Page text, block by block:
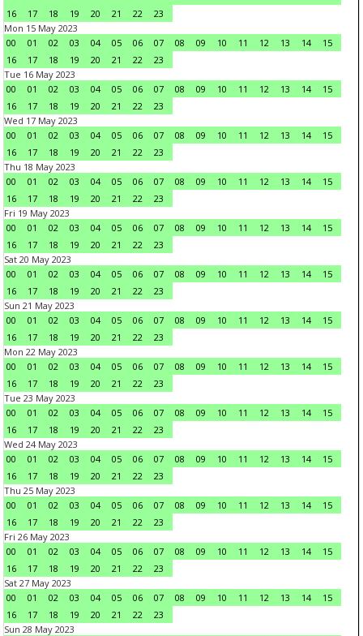
16
17 18 19 20 21 22
23
Mon 15 May 2023
00
01 02 03 04 05 06 07 08 09 10 11 12 13 14
15
16
17 18 19 20 21 22
23
Tue 16 May 2023
00
01 02 03 04 05 06 07 08 09 10 11 12 13 14
15
16
17 18 19 20 21 22
23
Wed 17 May 2023
00
01 02 03 04 05 06 07 08 09 10 11 12 13 14
15
16
17 18 19 20 21 22
23
Thu 18 May 2023
00
01 02 03 04 05 06 07 08 09 10 11 12 13 14
15
16
17 18 19 20 21 22
23
Fri 19 May 2023
00
01 02 03 04 05 06 07 08 09 10 11 12 13 14
15
16
17 18 19 20 21 22
23
Sat 20 May 2023
00
01 02 03 04 05 06 07 08 09 10 11 12 13 14
15
16
17 18 19 20 21 22
23
Sun 21 May 2023
00
01 02 03 04 05 06 07 08 09 10 11 12 13 14
15
16
17 18 19 20 21 22
23
Mon 22 May 2023
00
01 02 03 04 05 06 07 08 09 10 11 12 13 14
15
16
17 18 19 20 21 22
23
Tue 23 May 2023
00
01 02 03 04 05 06 07 08 09 10 11 12 13 14
15
16
17 18 19 20 21 22
23
Wed 24 May 2023
00
01 02 03 04 05 06 07 08 09 10 11 12 13 14
15
16
17 18 19 20 21 22
23
Thu 25 May 2023
00
01 02 03 04 05 06 07 08 09 10 11 12 13 14
15
16
17 18 19 20 21 22
23
Fri 26 May 2023
00
01 02 03 04 05 06 07 08 09 10 11 12 13 14
15
16
17 18 19 20 21 22
23
Sat 27 May 2023
00
01 02 03 04 05 06 07 08 09 10 11 12 13 14
15
16
17 18 19 20 21 22
23
Sun 28 May 2023